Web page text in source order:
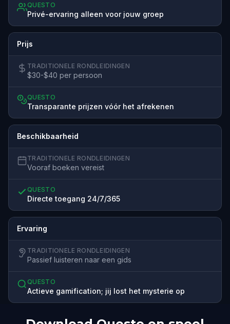
QUESTO
Privé-ervaring alleen voor jouw groep
Prijs
TRADITIONELE RONDLEIDINGEN
$30-$40 per persoon
QUESTO
Transparante prijzen vóór het afrekenen
Beschikbaarheid
TRADITIONELE RONDLEIDINGEN
Vooraf boeken vereist
QUESTO
Directe toegang 24/7/365
Ervaring
TRADITIONELE RONDLEIDINGEN
Passief luisteren naar een gids
QUESTO
Actieve gamification; jij lost het mysterie op